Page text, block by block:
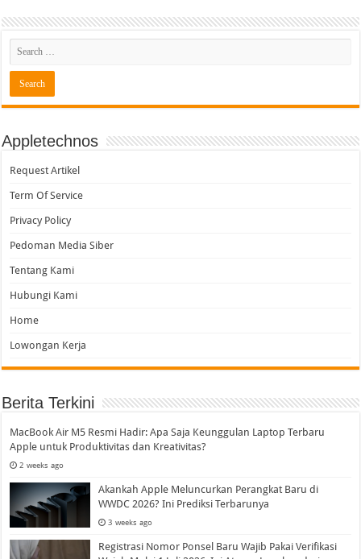
Appletechnos
Request Artikel
Term Of Service
Privacy Policy
Pedoman Media Siber
Tentang Kami
Hubungi Kami
Home
Lowongan Kerja
Berita Terkini
MacBook Air M5 Resmi Hadir: Apa Saja Keunggulan Laptop Terbaru
Apple untuk Produktivitas dan Kreativitas?
2 weeks ago
Akankah Apple Meluncurkan Perangkat Baru di
WWDC 2026? Ini Prediksi Terbarunya
3 weeks ago
Registrasi Nomor Ponsel Baru Wajib Pakai Verifikasi